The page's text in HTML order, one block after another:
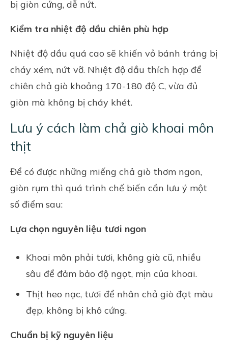
bị giòn cứng, dễ nứt.
Kiểm tra nhiệt độ dầu chiên phù hợp
Nhiệt độ dầu quá cao sẽ khiến vỏ bánh tráng bị
cháy xém, nứt vỡ. Nhiệt độ dầu thích hợp để
chiên chả giò khoảng 170-180 độ C, vừa đủ
giòn mà không bị cháy khét.
Lưu ý cách làm chả giò khoai môn
thịt
Để có được những miếng chả giò thơm ngon,
giòn rụm thì quá trình chế biến cần lưu ý một
số điểm sau:
Lựa chọn nguyên liệu tươi ngon
Khoai môn phải tươi, không già cũ, nhiều
sâu để đảm bảo độ ngọt, mịn của khoai.
Thịt heo nạc, tươi để nhân chả giò đạt màu
đẹp, không bị khô cứng.
Chuẩn bị kỹ nguyên liệu